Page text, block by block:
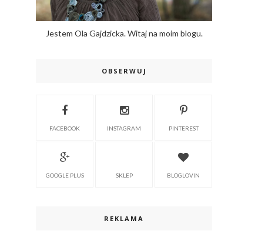
Jestem Ola Gajdzicka. Witaj na moim blogu.
OBSERWUJ
FACEBOOK INSTAGRAM PINTEREST
GOOGLE PLUS SKLEP BLOGLOVIN
REKLAMA